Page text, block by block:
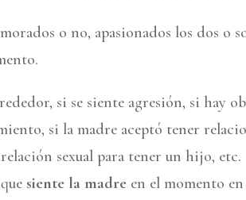
o no, apasionados los dos o
si se siente agresión, si hay
si la madre aceptó tener
sexual para tener un hijo, etc.
siente la madre en el momento